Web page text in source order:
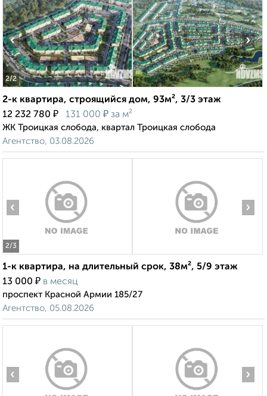
2/2
‹ ›
2-к квартира, строящийся дом, 93м², 3/3 этаж
12 232 780 ₽ 131 000 ₽ за м²
ЖК Троицкая слобода, квартал Троицкая слобода
Агентство, 03.08.2026
2/3
‹ ›
1-к квартира, на длительный срок, 38м², 5/9 этаж
13 000 ₽ в месяц
проспект Красной Армии 185/27
Агентство, 05.08.2026
‹ ›